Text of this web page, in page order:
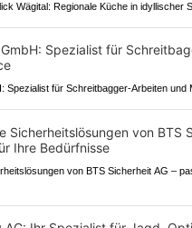
Wägital: Regionale Küche in idyllischer
Spezialist für Schreitbagger-Arbeiten und
von BTS Sicherheit AG –